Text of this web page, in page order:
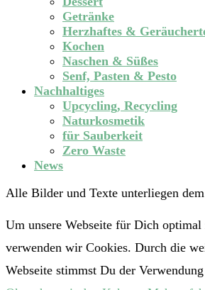
Getränke
Herzhaftes &
Kochen
Naschen & Süßes
Senf, Pasten & Pesto
Nachhaltiges
Upcycling, Recycling
Naturkosmetik
für Sauberkeit
Zero Waste
News
Alle Bilder und Texte unterliegen
Um unsere Webseite für Dich optimal
verwenden wir Cookies. Durch die
Webseite stimmst Du der